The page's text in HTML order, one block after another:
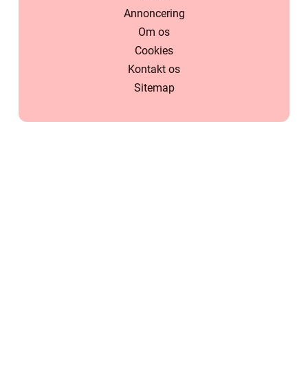
Annoncering
Om os
Cookies
Kontakt os
Sitemap